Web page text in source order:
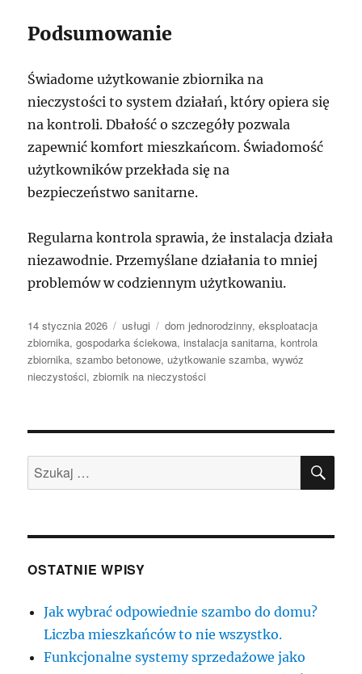
Podsumowanie
Świadome użytkowanie zbiornika na
nieczystości to system działań, który opiera się
na kontroli. Dbałość o szczegóły pozwala
zapewnić komfort mieszkańcom. Świadomość
użytkowników przekłada się na
bezpieczeństwo sanitarne.
Regularna kontrola sprawia, że instalacja działa
niezawodnie. Przemyślane działania to mniej
problemów w codziennym użytkowaniu.
Data
publikacji
14 stycznia 2026 Kategorie
usługi Tagi
dom jednorodzinny,eksploatacja
zbiornika,gospodarka ściekowa,instalacja sanitarna,kontrola
zbiornika,szambo betonowe, użytkowanie szamba,wywóz
nieczystości,zbiornik na nieczystości
Szukaj:
OSTATNIE WPISY
Jak wybrać odpowiednie szambo do domu?
Liczba mieszkańców to nie wszystko.
Funkcjonalne systemy sprzedażowe jako